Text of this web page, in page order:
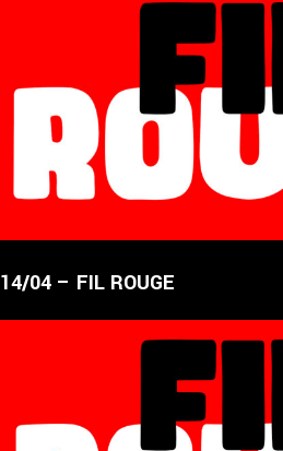
14/04 – FIL ROUGE